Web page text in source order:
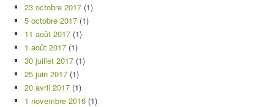
23 octobre 2017 (1)
5 octobre 2017 (1)
11 août 2017 (1)
1 août 2017 (1)
30 juillet 2017 (1)
25 juin 2017 (1)
20 avril 2017 (1)
1 novembre 2016 (1)